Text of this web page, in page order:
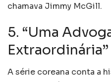
chamava Jimmy McGill.
5. “Uma
Extraordinária”
A série coreana conta a